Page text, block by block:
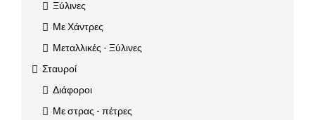
Ξύλινες
Με Χάντρες
Μεταλλικές - Ξύλινες
Σταυροί
Διάφοροι
Με στρας - πέτρες